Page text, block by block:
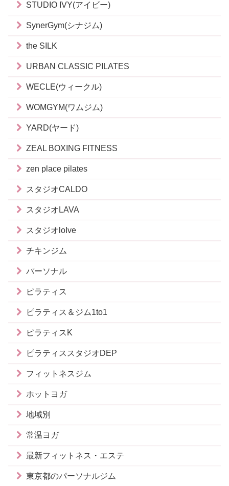
STUDIO IVY(アイビー)
SynerGym(シナジム)
the SILK
URBAN CLASSIC PILATES
WECLE(ウィークル)
WOMGYM(ワムジム)
YARD(ヤード)
ZEAL BOXING FITNESS
zen place pilates
スタジオCALDO
スタジオLAVA
スタジオloIve
チキンジム
パーソナル
ピラティス
ピラティス＆ジム1to1
ピラティスK
ピラティススタジオDEP
フィットネスジム
ホットヨガ
地域別
常温ヨガ
最新フィットネス・エステ
東京都のパーソナルジム